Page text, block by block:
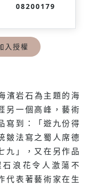
08200179
入授權
濱岩石為主題的海
另一個高峰，藝術
寫到：「遊九份得
皴法寫之蜀人席德
九」，又在另作品
浪花令人激蕩不
代表著藝術家在生